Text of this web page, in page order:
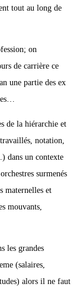
tout au long de
on
de carrière ce
une partie des ex
de la hiérarchie et
notation,
dans un contexte
surmenés
maternelles et
mouvants,
les grandes
(salaires,
alors il ne faut